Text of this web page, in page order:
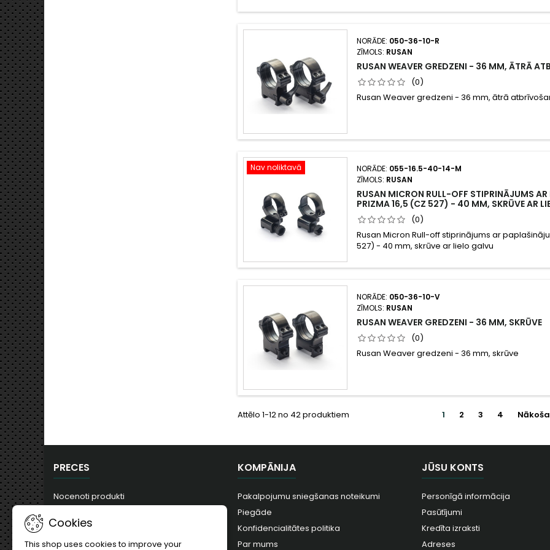
NORĀDE: 050-36-10-R
ZĪMOLS: RUSAN
RUSAN WEAVER GREDZENI - 36 MM, ĀTRĀ
(0)
Rusan Weaver gredzeni - 36 mm, ātrā
Nav noliktavā NORĀDE: 055-16.5-40-14-M
ZĪMOLS: RUSAN
RUSAN MICRON RULL-OFF STIPRINĀJUMS
PRIZMA 16,5 (CZ 527) - 40 MM, SKRŪVE AR
(0)
Rusan Micron Rull-off stiprinājums ar
527) - 40 mm, skrūve ar lielo galvu
NORĀDE: 050-36-10-V
ZĪMOLS: RUSAN
RUSAN WEAVER GREDZENI - 36 MM, SKRŪVE
(0)
Rusan Weaver gredzeni - 36 mm, skrūve
Attēlo 1-12 no 42 produktiem 1 2 3 4
PRECES
Nocenoti produkti
Visvairāk pirkts
KOMPĀNIJA
Pakalpojumu sniegšanas noteikumi
Piegāde
Konfidencialitātes politika
Par mums
JŪSU KONTS
Personīgā informācija
Pasūtījumi
Kredīta izraksti
Adreses
Cookies
This shop uses cookies to improve your